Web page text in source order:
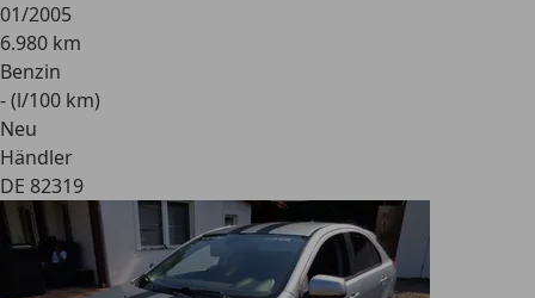
01/2005
6.980 km
Benzin
- (l/100 km)
Neu
Händler
DE 82319